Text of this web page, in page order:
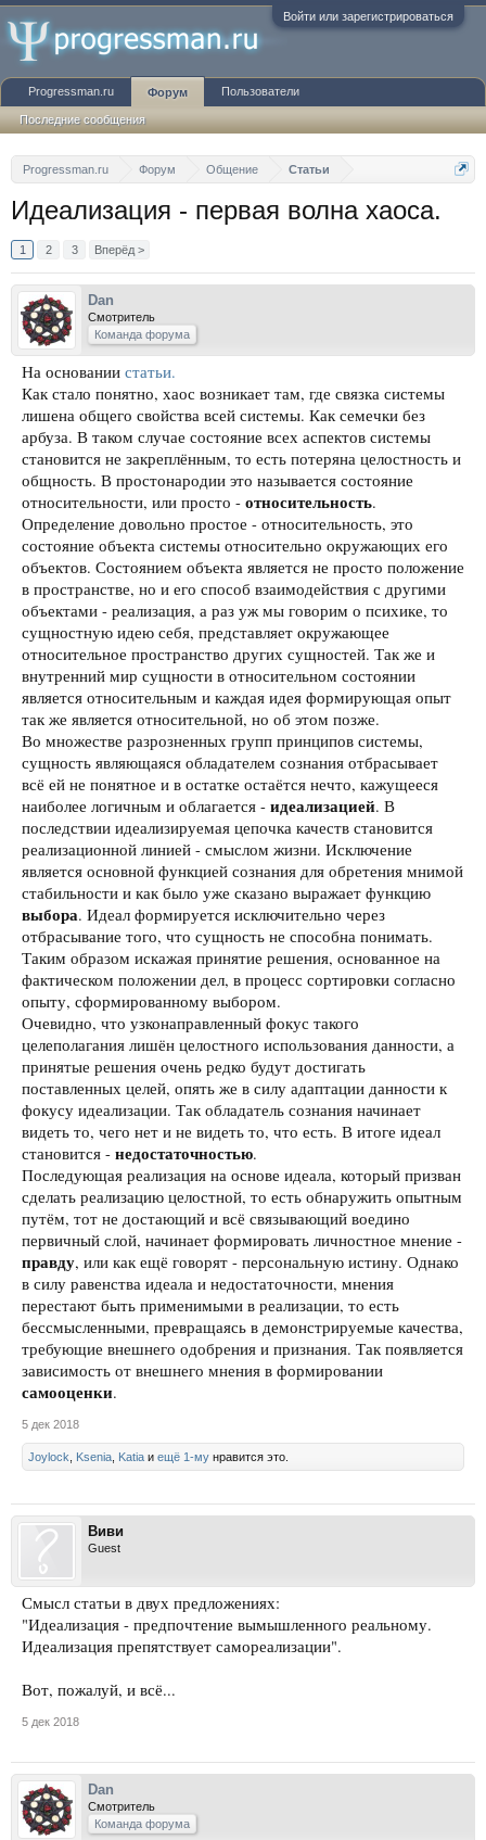
Войти или зарегистрироваться
Progressman.ru Форум Общение Статьи
Идеализация - первая волна хаоса.
1 2 3 Вперёд >
Dan
Смотритель
Команда форума
На основании статьи.
Как стало понятно, хаос возникает там, где связка системы
лишена общего свойства всей системы. Как семечки без
арбуза. В таком случае состояние всех аспектов системы
становится не закреплённым, то есть потеряна целостность и
общность. В простонародии это называется состояние
относительности, или просто - относительность.
Определение довольно простое - относительность, это
состояние объекта системы относительно окружающих его
объектов. Состоянием объекта является не просто положение
в пространстве, но и его способ взаимодействия с другими
объектами - реализация, а раз уж мы говорим о психике, то
сущностную идею себя, представляет окружающее
относительное пространство других сущностей. Так же и
внутренний мир сущности в относительном состоянии
является относительным и каждая идея формирующая опыт
так же является относительной, но об этом позже.
Во множестве разрозненных групп принципов системы,
сущность являющаяся обладателем сознания отбрасывает
всё ей не понятное и в остатке остаётся нечто, кажущееся
наиболее логичным и облагается - идеализацией. В
последствии идеализируемая цепочка качеств становится
реализационной линией - смыслом жизни. Исключение
является основной функцией сознания для обретения мнимой
стабильности и как было уже сказано выражает функцию
выбора. Идеал формируется исключительно через
отбрасывание того, что сущность не способна понимать.
Таким образом искажая принятие решения, основанное на
фактическом положении дел, в процесс сортировки согласно
опыту, сформированному выбором.
Очевидно, что узконаправленный фокус такого
целеполагания лишён целостного использования данности, а
принятые решения очень редко будут достигать
поставленных целей, опять же в силу адаптации данности к
фокусу идеализации. Так обладатель сознания начинает
видеть то, чего нет и не видеть то, что есть. В итоге идеал
становится - недостаточностью.
Последующая реализация на основе идеала, который призван
сделать реализацию целостной, то есть обнаружить опытным
путём, тот не достающий и всё связывающий воедино
первичный слой, начинает формировать личностное мнение -
правду, или как ещё говорят - персональную истину. Однако
в силу равенства идеала и недостаточности, мнения
перестают быть применимыми в реализации, то есть
бессмысленными, превращаясь в демонстрируемые качества,
требующие внешнего одобрения и признания. Так появляется
зависимость от внешнего мнения в формировании
самооценки.
5 дек 2018
Joylock Ksenia Katia и ещё 1-му нравится это.
Виви
Guest
Смысл статьи в двух предложениях:
"Идеализация - предпочтение вымышленного реальному.
Идеализация препятствует самореализации".
Вот, пожалуй, и всё...
5 дек 2018
Dan
Смотритель
Команда форума
Progressman.ru Форум
Последние сообщения
Пользователи